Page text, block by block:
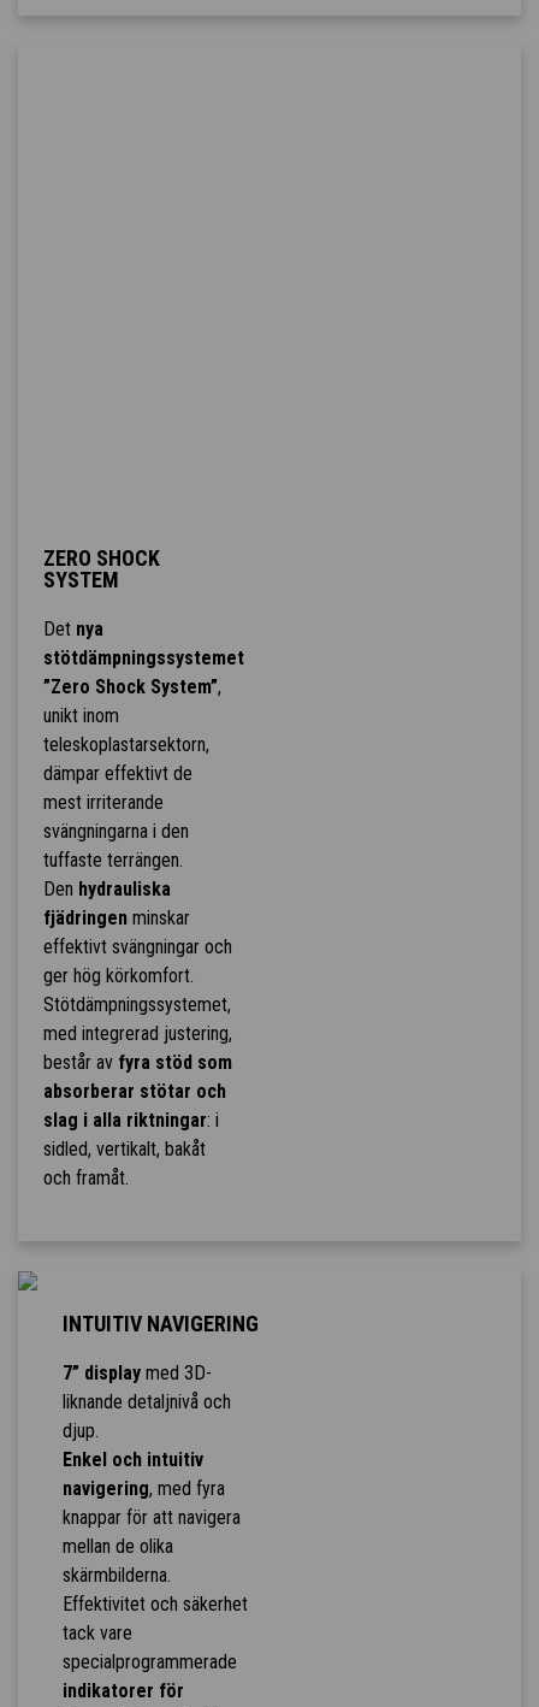
ZERO SHOCK
SYSTEM
Det nya
stötdämpningssystemet
”Zero Shock System”,
unikt inom
teleskoplastarsektorn,
dämpar effektivt de
mest irriterande
svängningarna i den
tuffaste terrängen.
Den hydrauliska
fjädringenminskar
effektivt svängningar och
ger hög körkomfort.
Stötdämpningssystemet,
med integrerad justering,
består av fyra stöd som
absorberar stötar och
slag i alla riktningar: i
sidled, vertikalt, bakåt
och framåt.
INTUITIV NAVIGERING
7” displaymed 3D-
liknande detaljnivå och
djup.
Enkel och intuitiv
navigering, med fyra
knappar för att navigera
mellan de olika
skärmbilderna.
Effektivitet och säkerhet
tack vare
specialprogrammerade
indikatorer för